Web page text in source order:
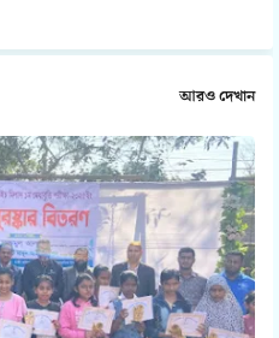
আরও দেখান